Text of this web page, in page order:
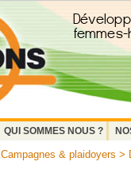
QUI SOMMES NOUS ?
Campagnes & plaidoyers >